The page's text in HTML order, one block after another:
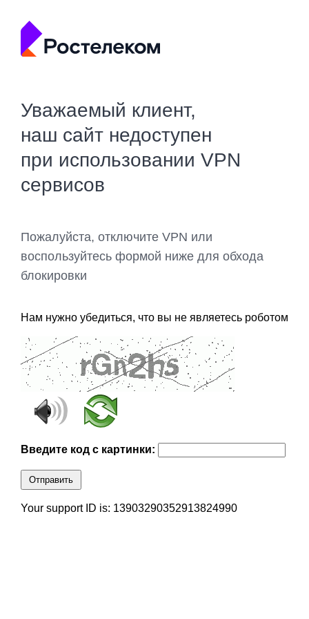
Уважаемый клиент,
наш сайт недоступен
при использовании VPN
сервисов
Пожалуйста, отключите VPN или
воспользуйтесь формой ниже для обхода
блокировки
Нам нужно убедиться, что вы не являетесь роботом
Введите код с картинки:
Отправить
Your support ID is: 13903290352913824990